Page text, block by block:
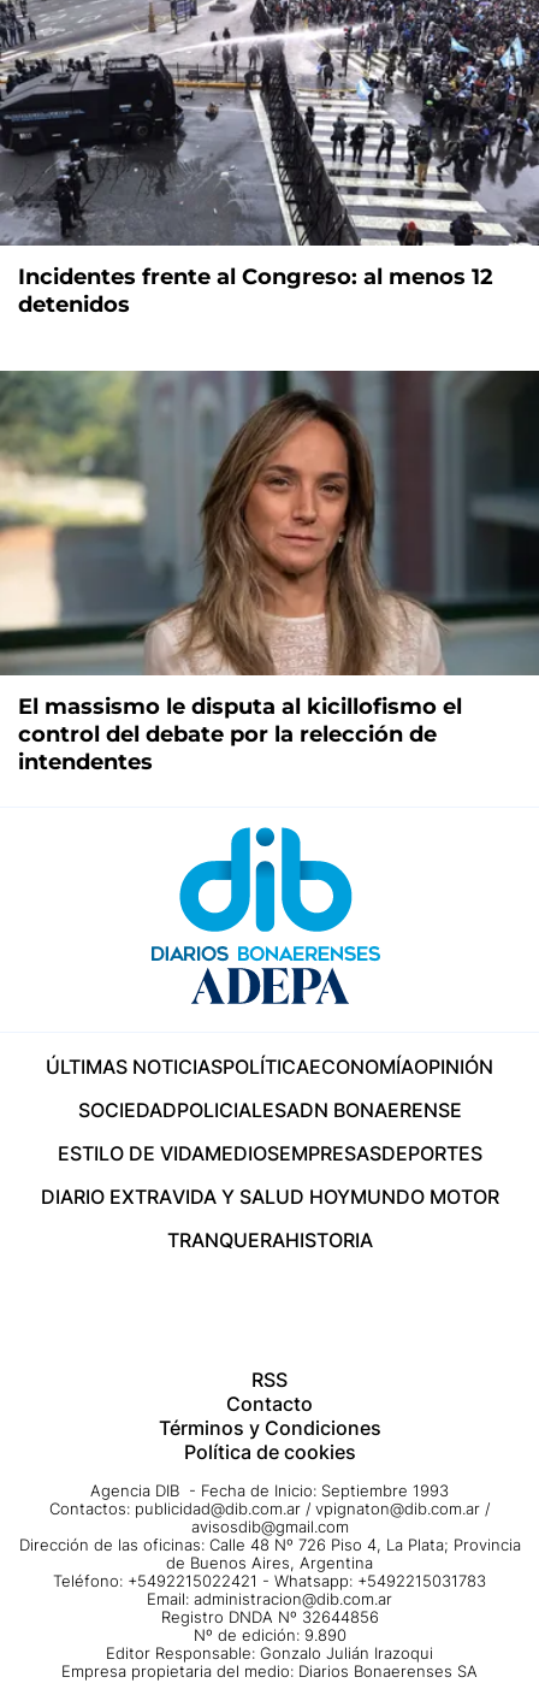
Incidentes frente al Congreso: al menos 12
detenidos
El massismo le disputa al kicillofismo el
control del debate por la relección de
intendentes
ÚLTIMAS NOTICIASPOLÍTICAECONOMÍAOPINIÓN
SOCIEDADPOLICIALESADN BONAERENSE
ESTILO DE VIDAMEDIOSEMPRESASDEPORTES
DIARIO EXTRAVIDA Y SALUD HOYMUNDO MOTOR
TRANQUERAHISTORIA
RSS
Contacto
Términos y Condiciones
Política de cookies
Agencia DIB - Fecha de Inicio: Septiembre 1993
Contactos: publicidad@dib.com.ar / vpignaton@dib.com.ar /
avisosdib@gmail.com
Dirección de las oficinas: Calle 48 Nº 726 Piso 4, La Plata; Provincia
de Buenos Aires, Argentina
Teléfono: +5492215022421 - Whatsapp: +5492215031783
Email: administracion@dib.com.ar
Registro DNDA Nº 32644856
Nº de edición: 9.890
Editor Responsable: Gonzalo Julián Irazoqui
Empresa propietaria del medio: Diarios Bonaerenses SA